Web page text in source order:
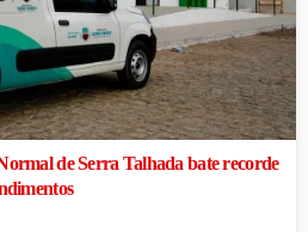
de Serra Talhada bate recorde